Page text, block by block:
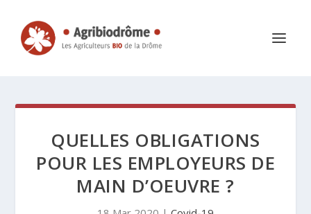
QUELLES OBLIGATIONS
POUR LES EMPLOYEURS DE
MAIN D’OEUVRE ?